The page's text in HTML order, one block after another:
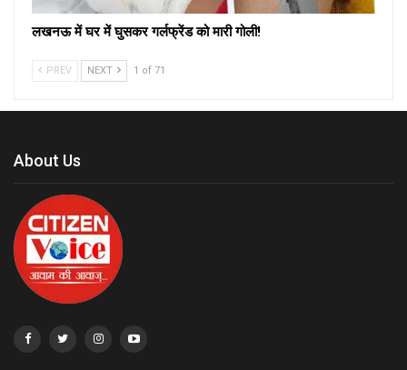
लखनऊ में घर में घुसकर गर्लफ्रेंड को मारी गोली!
PREV NEXT 1 of 71
About Us